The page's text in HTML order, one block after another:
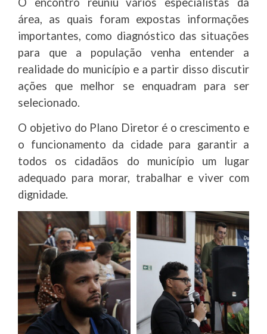
área, as quais foram expostas informações
importantes, como diagnóstico das situações
para que a população venha entender a
realidade do município e a partir disso discutir
ações que melhor se enquadram para ser
selecionado.
O objetivo do Plano Diretor é o crescimento e
o funcionamento da cidade para garantir a
todos os cidadãos do município um lugar
adequado para morar, trabalhar e viver com
dignidade.